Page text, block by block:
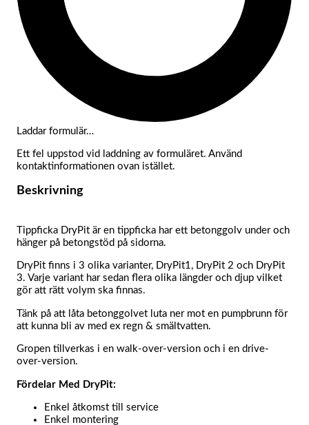
Laddar formulär…
Ett fel uppstod vid laddning av formuläret. Använd
kontaktinformationen ovan istället.
Beskrivning
Tippficka DryPit är en tippficka har ett betonggolv under och
hänger på betongstöd på sidorna.
DryPit finns i 3 olika varianter, DryPit1, DryPit 2 och DryPit
3. Varje variant har sedan flera olika längder och djup vilket
gör att rätt volym ska finnas.
Tänk på att låta betonggolvet luta ner mot en pumpbrunn för
att kunna bli av med ex regn & smältvatten.
Gropen tillverkas i en walk-over-version och i en drive-
over-version.
Fördelar Med DryPit:
Enkel åtkomst till service
Enkel montering